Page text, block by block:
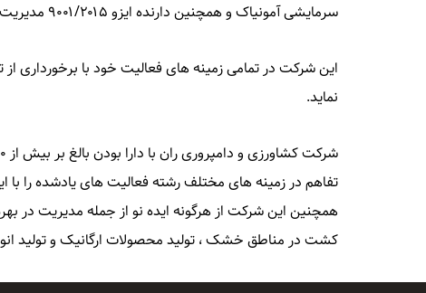
سرمایشی آمونیاک و همچنین دارنده ایزو ۹۰۰۱/۲۰۱۵ مدیریت کیفیت و گواهینامه تاییدیه ایمنی و آتش نشانی از سازمان ملی آتش نشانی.
این شرکت در تمامی زمینه های فعالیت خود با برخورداری
نماید.
تفاهم در زمینه های مختلف رشته فعالیت های یادشده را با
کشت در مناطق خشک ، تولید محصولات ارگانیک و تولید